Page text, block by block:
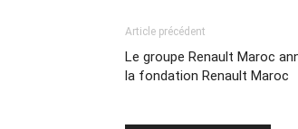
Article précédent
Le groupe Renault Maroc
la fondation Renault Maroc